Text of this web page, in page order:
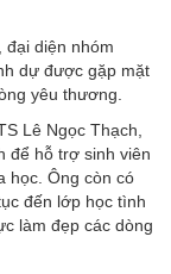
đại diện nhóm
dự được gặp mặt
yêu thương.
Lê Ngọc Thạch,
để hỗ trợ sinh viên
học. Ông còn có
đến lớp học tình
làm đẹp các dòng